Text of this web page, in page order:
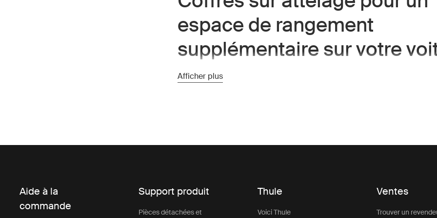
espace de rangement
supplémentaire sur votre
votre véhicule, facilitant le transport de plus d'équipement lors de vos
Les coffres sur attelage sont particulièrement utiles pour les véhicules
Pourquoi choisir un coffre sur
Afficher plus
Aide à la
commande
Support produit
Pièces détachées et
Thule
Voici Thule
Ventes
Trouver un